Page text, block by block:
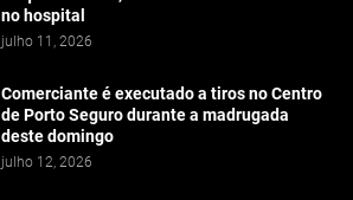
no hospital
julho 11, 2026
Comerciante é executado a tiros no Centro
de Porto Seguro durante a madrugada
deste domingo
julho 12, 2026